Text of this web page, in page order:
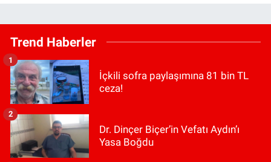
Trend Haberler
İçkili sofra paylaşımına 81 bin TL
ceza!
1
Dr. Dinçer Biçer’in Vefatı Aydın’ı
Yasa Boğdu
2